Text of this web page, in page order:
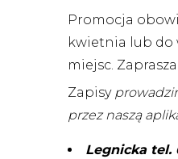
Promocja
kwietnia lub do
miejsc.
Zapisy
przez naszą
Legnicka tel.